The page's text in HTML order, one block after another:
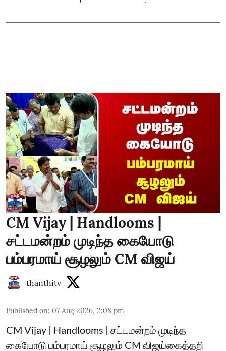
CM Vijay | Handlooms |
சட்டமன்றம் முடிந்த கையோடு
பம்பரமாய் சூழலும் CM விஜய்
thanthitv
Published on: 07 Aug 2026, 2:08 pm
CM Vijay | Handlooms | சட்டமன்றம் முடிந்த
கையோடு பம்பரமாய் சூழலும் CM விஜய்கைத்தறி